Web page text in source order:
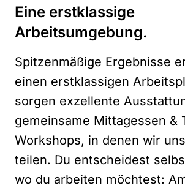
Eine erstklassige
Arbeitsumgebung.
Spitzenmäßige Ergebnisse
einen erstklassigen
sorgen exzellente
gemeinsame Mittagessen &
Workshops, in denen wir
teilen. Du entscheidest
wo du arbeiten möchtest: